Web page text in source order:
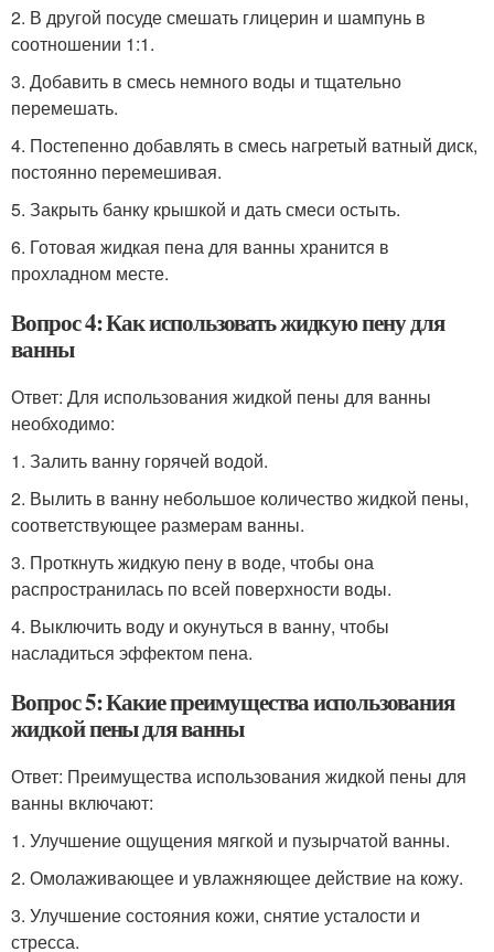
2. В другой посуде смешать глицерин и шампунь в
соотношении 1:1.
3. Добавить в смесь немного воды и тщательно
перемешать.
4. Постепенно добавлять в смесь нагретый ватный диск,
постоянно перемешивая.
5. Закрыть банку крышкой и дать смеси остыть.
6. Готовая жидкая пена для ванны хранится в
прохладном месте.
Вопрос 4: Как использовать жидкую пену для
ванны
Ответ: Для использования жидкой пены для ванны
необходимо:
1. Залить ванну горячей водой.
2. Вылить в ванну небольшое количество жидкой пены,
соответствующее размерам ванны.
3. Проткнуть жидкую пену в воде, чтобы она
распространилась по всей поверхности воды.
4. Выключить воду и окунуться в ванну, чтобы
насладиться эффектом пена.
Вопрос 5: Какие преимущества использования
жидкой пены для ванны
Ответ: Преимущества использования жидкой пены для
ванны включают:
1. Улучшение ощущения мягкой и пузырчатой ванны.
2. Омолаживающее и увлажняющее действие на кожу.
3. Улучшение состояния кожи, снятие усталости и
стресса.